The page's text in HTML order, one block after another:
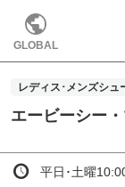
GLOBAL
レディス･メンズシュ
エービーシー
平日･土曜